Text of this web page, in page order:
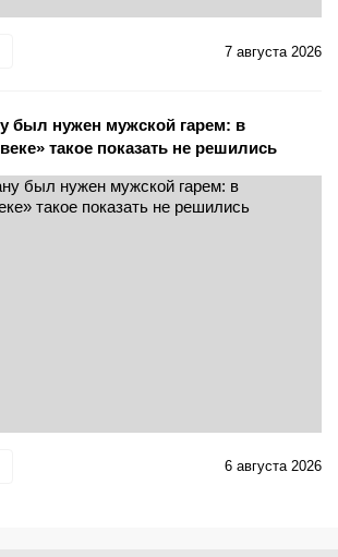
7 августа 2026
был нужен мужской гарем: в
такое показать не решились
6 августа 2026